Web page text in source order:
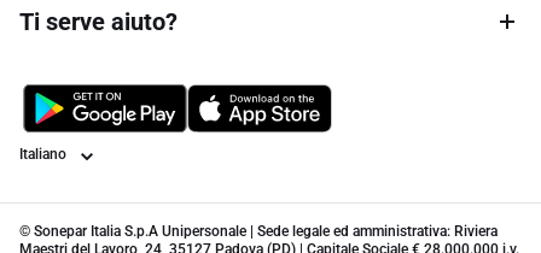
Ti serve aiuto?
Lingua
© Sonepar Italia S.p.A Unipersonale | Sede legale ed amministrativa: Riviera
Maestri del Lavoro, 24, 35127 Padova (PD) | Capitale Sociale € 28.000.000 i.v.